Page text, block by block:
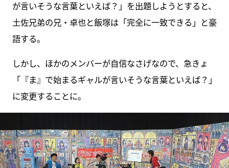
が言いそうな言葉といえば？」を出題しようとすると、
土佐兄弟の兄・卓也と飯塚は「完全に一致できる」と豪
語する。
しかし、ほかのメンバーが自信なさげなので、急きょ
「『ま』で始まるギャルが言いそうな言葉といえば？」
に変更することに。